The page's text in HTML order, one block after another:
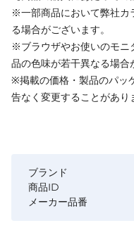
※一部商品において弊社カ
る場合がございます。
※ブラウザやお使いのモニ
品の色味が若干異なる場合
※掲載の価格・製品のパッ
告なく変更することがあり
ブランド
商品ID
メーカー品番